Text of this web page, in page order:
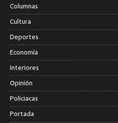
Columnas
Cultura
Deportes
Economía
Interiores
Opinión
Policiacas
Portada